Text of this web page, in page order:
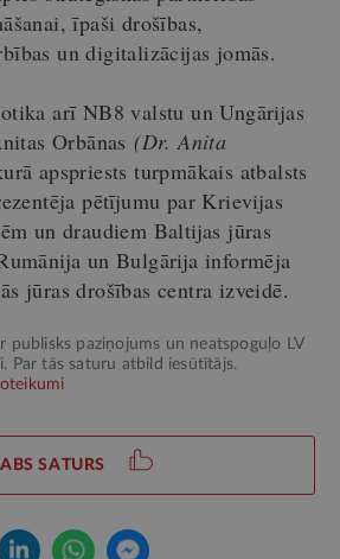
īpaši drošības,
un digitalizācijas jomās.
arī NB8 valstu un Ungārijas
Orbānas(Dr. Anita
apspriests turpmākais atbalsts
pētījumu par Krievijas
un draudiem Baltijas jūras
un Bulgārija informēja
jūras drošības centra izveidē.
publisks paziņojums un neatspoguļo LV
Par tās saturu atbild iesūtītājs.
SATURS